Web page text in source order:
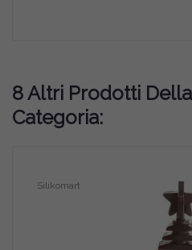
8 Altri Prodotti
Categoria:
Silikomart